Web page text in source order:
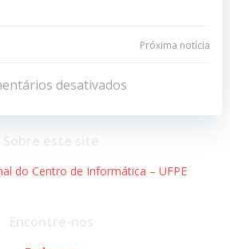
Navegação
de
Post
Próxima notícia
desativados
do Centro de Informática – UFPE